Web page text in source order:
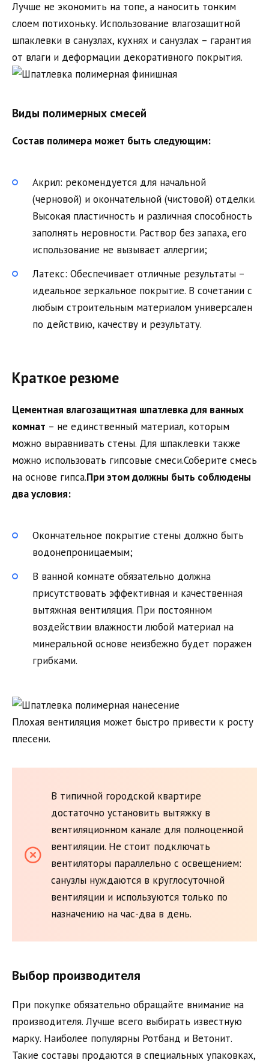
Лучше не экономить на топе, а наносить тонким
слоем потихоньку. Использование влагозащитной
шпаклевки в санузлах, кухнях и санузлах – гарантия
от влаги и деформации декоративного покрытия.
Виды полимерных смесей
Состав полимера может быть следующим:
Акрил: рекомендуется для начальной
(черновой) и окончательной (чистовой) отделки.
Высокая пластичность и различная способность
заполнять неровности. Раствор без запаха, его
использование не вызывает аллергии;
Латекс: Обеспечивает отличные результаты –
идеальное зеркальное покрытие. В сочетании с
любым строительным материалом универсален
по действию, качеству и результату.
Краткое резюме
Цементная влагозащитная шпатлевка для ванных
комнат – не единственный материал, которым
можно выравнивать стены. Для шпаклевки также
можно использовать гипсовые смеси.Соберите смесь
на основе гипса.При этом должны быть соблюдены
два условия:
Окончательное покрытие стены должно быть
водонепроницаемым;
В ванной комнате обязательно должна
присутствовать эффективная и качественная
вытяжная вентиляция. При постоянном
воздействии влажности любой материал на
минеральной основе неизбежно будет поражен
грибками.
Плохая вентиляция может быстро привести к росту
плесени.
В типичной городской квартире
достаточно установить вытяжку в
вентиляционном канале для полноценной
вентиляции. Не стоит подключать
вентиляторы параллельно с освещением:
санузлы нуждаются в круглосуточной
вентиляции и используются только по
назначению на час-два в день.
Выбор производителя
При покупке обязательно обращайте внимание на
производителя. Лучше всего выбирать известную
марку. Наиболее популярны Ротбанд и Ветонит.
Такие составы продаются в специальных упаковках,